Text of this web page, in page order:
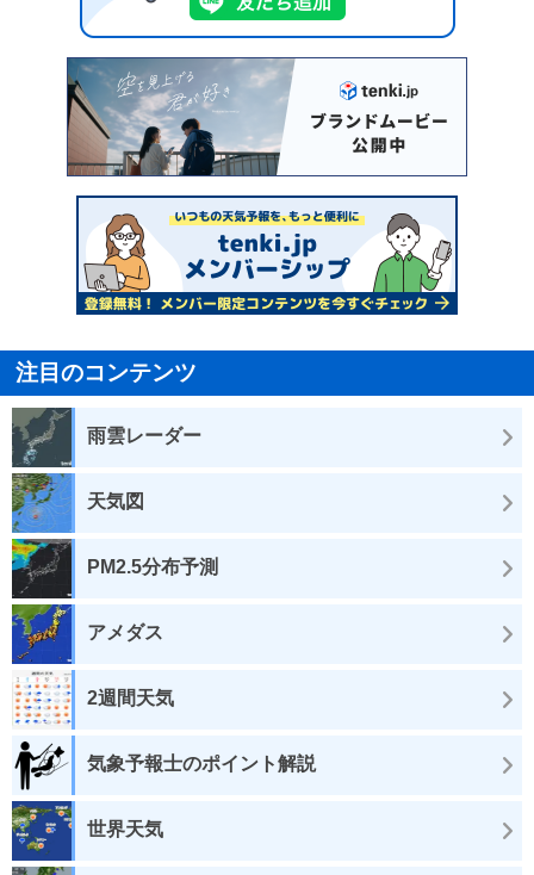
注目のコンテンツ
雨雲レーダー
天気図
PM2.5分布予測
アメダス
2週間天気
気象予報士のポイント解説
世界天気